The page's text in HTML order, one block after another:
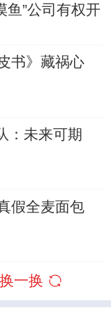
鱼”公司有权开
书》藏祸心
：未来可期
假全麦面包
换一换